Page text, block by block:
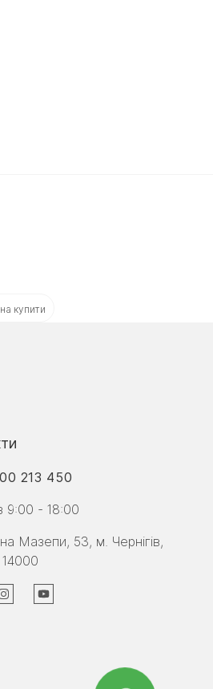
купити
213 450
9:00 - 18:00
Мазепи, 53, м. Чернігів,
14000